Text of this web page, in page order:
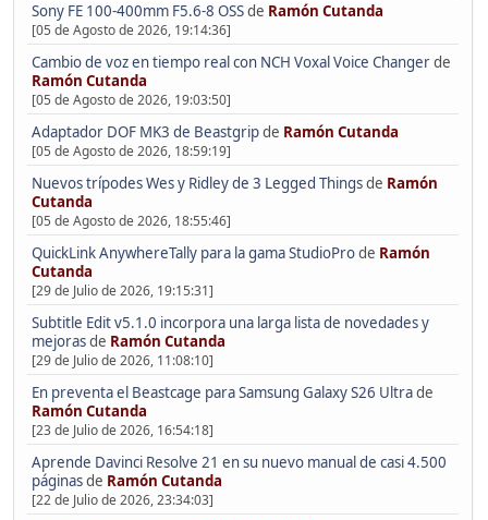
Sony FE 100-400mm F5.6-8 OSSde Ramón Cutanda
[05 de Agosto de 2026, 19:14:36]
Cambio de voz en tiempo real con NCH Voxal Voice Changerde
Ramón Cutanda
[05 de Agosto de 2026, 19:03:50]
Adaptador DOF MK3 de Beastgripde Ramón Cutanda
[05 de Agosto de 2026, 18:59:19]
Nuevos trípodes Wes y Ridley de 3 Legged Thingsde Ramón
Cutanda
[05 de Agosto de 2026, 18:55:46]
QuickLink AnywhereTally para la gama StudioProde Ramón
Cutanda
[29 de Julio de 2026, 19:15:31]
Subtitle Edit v5.1.0 incorpora una larga lista de novedades y
mejorasde Ramón Cutanda
[29 de Julio de 2026, 11:08:10]
En preventa el Beastcage para Samsung Galaxy S26 Ultrade
Ramón Cutanda
[23 de Julio de 2026, 16:54:18]
Aprende Davinci Resolve 21 en su nuevo manual de casi 4.500
páginasde Ramón Cutanda
[22 de Julio de 2026, 23:34:03]